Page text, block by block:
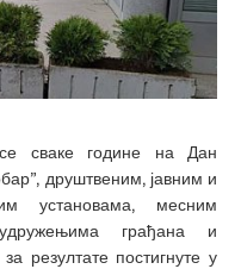
сваке године на Дан
друштвеним, јавним и
установама, месним
грађана и
резултате постигнуте у